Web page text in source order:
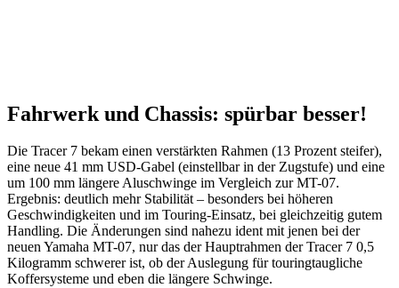
Fahrwerk und Chassis: spürbar besser!
Die Tracer 7 bekam einen verstärkten Rahmen (13 Prozent steifer),
eine neue 41 mm USD-Gabel (einstellbar in der Zugstufe) und eine
um 100 mm längere Aluschwinge im Vergleich zur MT-07.
Ergebnis: deutlich mehr Stabilität – besonders bei höheren
Geschwindigkeiten und im Touring-Einsatz, bei gleichzeitig gutem
Handling. Die Änderungen sind nahezu ident mit jenen bei der
neuen Yamaha MT-07, nur das der Hauptrahmen der Tracer 7 0,5
Kilogramm schwerer ist, ob der Auslegung für touringtaugliche
Koffersysteme und eben die längere Schwinge.